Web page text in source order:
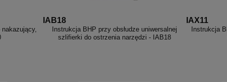
IAB18
Instrukcja BHP przy obsłudze uniwersalnej
szlifierki do ostrzenia narzędzi - IAB18
IAX11
Instrukcja